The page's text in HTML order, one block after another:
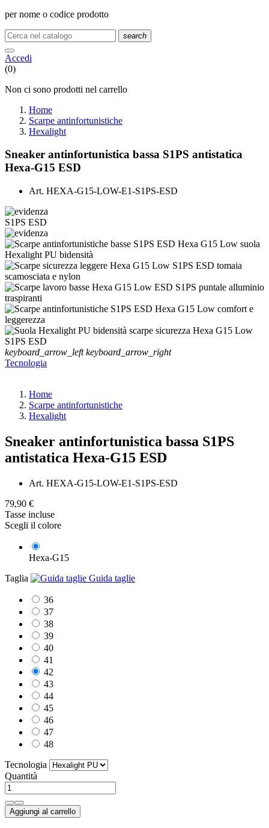
per nome o codice prodotto
search
Accedi
(0)
Non ci sono prodotti nel carrello
Home
Scarpe antinfortunistiche
Hexalight
Sneaker antinfortunistica bassa S1PS antistatica
Hexa-G15 ESD
Art. HEXA-G15-LOW-E1-S1PS-ESD
S1PS ESD
keyboard_arrow_left keyboard_arrow_right
Tecnologia
Home
Scarpe antinfortunistiche
Hexalight
Sneaker antinfortunistica bassa S1PS
antistatica Hexa-G15 ESD
Art. HEXA-G15-LOW-E1-S1PS-ESD
79,90 €
Tasse incluse
Scegli il colore
Hexa-G15
Taglia
Guida taglie
36
37
38
39
40
41
42
43
44
45
46
47
48
Tecnologia
Quantità
Aggiungi al carrello